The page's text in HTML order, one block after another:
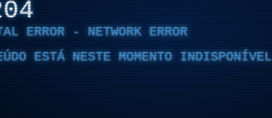
ERROR - NETWORK ERROR
ESTÁ NESTE MOMENTO INDISPONÍVEL